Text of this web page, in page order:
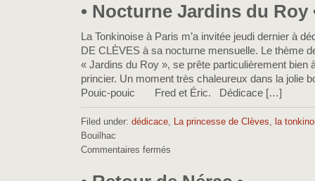
sauve
monde
sur
une
planche
à
• Nocturne Jardins du Roy
La Tonkinoise à Paris m’a invitée jeudi dernier à
DE CLÈVES à sa nocturne mensuelle. Le thème
« Jardins du Roy », se prête particulièrement bien
princier. Un moment très chaleureux dans la jolie
Pouic-pouic Fred et Éric. Dédicace […]
Filed under: dédicace, La princesse de Clèves, la
Bouilhac
Commentaires fermés